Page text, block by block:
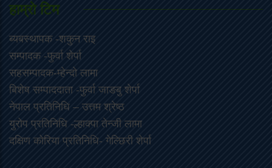
हाम्राे टिम
ब्यबस्थापक -शकुन राइ
सम्पादक -फुर्वा शेर्पा
सहसम्पादक-म्हेन्दो लामा
‍बिशेष सम्पाददाता -फुर्वा जा‌ङबु शेर्पा
नेपाल प्रतिनिधि – उत्तम श्रेष्ठ
युरोप प्रतिनिधि -ल्हाक्पा तेन्जी लामा
दक्षिण कोरिया प्रतिनिधि- गेल्छिरी शेर्पा